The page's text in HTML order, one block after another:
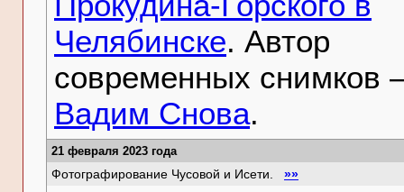
Челябинске. Автор
современных снимков
Вадим Снова.
21 февраля 2023 года
Фотографирование Чусовой и Исети. »»